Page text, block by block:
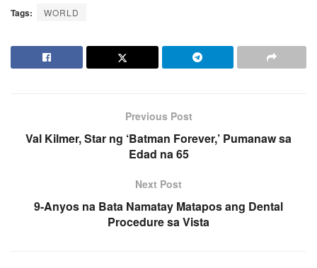
Tags: WORLD
Previous Post
Val Kilmer, Star ng ‘Batman Forever,’ Pumanaw sa
Edad na 65
Next Post
9-Anyos na Bata Namatay Matapos ang Dental
Procedure sa Vista